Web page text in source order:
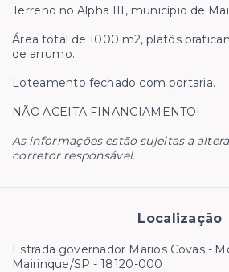
Terreno no Alpha III, município de
Área total de 1000 m2, platôs
de arrumo.
Loteamento fechado com portaria.
NÃO ACEITA FINANCIAMENTO!
As informações estão sujeitas a
corretor responsável.
Localização
Estrada governador Marios Covas -
Mairinque/SP - 18120-000